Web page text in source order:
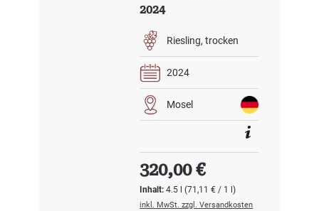
2024
Riesling trocken
2024
Mosel
Inhalt:4.5 l(71,11 € / 1 l)
Regulärer Preis:
320,00 €
inkl. MwSt. zzgl. Versandkosten